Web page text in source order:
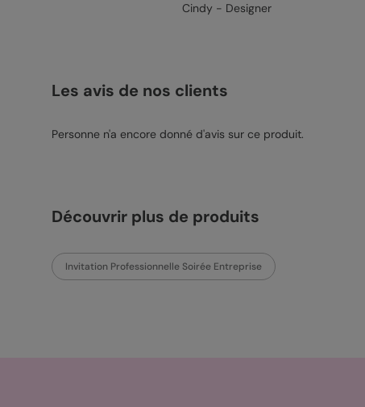
Cindy - Designer
Les avis de nos clients
Personne n'a encore donné d'avis sur ce produit.
Découvrir plus de produits
Invitation Professionnelle Soirée Entreprise